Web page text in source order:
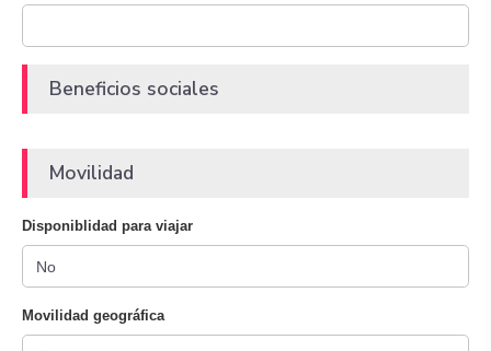
Beneficios sociales
Movilidad
Disponiblidad para viajar
Movilidad geográfica